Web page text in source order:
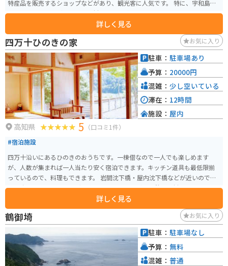
特産品を販売するショップなどがあり、観光客に人気です。 特に、宇和島鯛
めしやじゃこ天など、地元の食材を使った料理はおすすめです。バイクで訪れ
る場合は、道の駅からリアス式海岸線を走る絶景ルートも楽しめます。駐車
場も広く、休憩場所としても最適です。 お土産には、宇和島真珠や伊予柑を
使ったお菓子などが人気です。
詳しく見る
四万十ひのきの家 お気に入り
高知県 5 （口コミ1件）
#宿泊施設
四万十沿いにあるひのきのおうちです。一棟借なので一人でも楽しめます
が、人数が集まれば一人当たり安く宿泊できます。キッチン道具も最低限揃
っているので、料理もできます。 岩間沈下橋・屋内沈下橋などが近いので、
四万十川沿いのツーリングを楽しみ、道の駅などで休憩、食材を買って、ひ
のきの家で宿泊するのもアリです。 ひのきの家というだけあって、お風呂も
ひのきなので、疲れが取れます。 ただ、近くにコンビニなど買い物できる場
所がないので、最低限の食材は買ってから向かうことをオススメします。GW
やお盆は予約がすぐ埋まるので、前もってチェックするか、閑散期が狙い目
です。
詳しく見る
駐車： 駐車場あり
予算： 20000円
混雑： 少し空いている
滞在： 12時間
施設： 屋内
鶴御埼 お気に入り
駐車： 駐車場なし
予算： 無料
混雑： 普通